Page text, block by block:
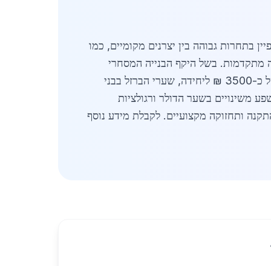
בתחרות גבוהה בין יצרנים מקומיים, כמו
מתקדמות. בשל היקף הבנייה המסחרי
באזור, קיימת דרישה הולכת וגדלה לשערים איכותיים, בעלי עמידות גבוהה ותחזוקה מופחתת. במחיר ממוצע של כ-3500 ₪ ליחידה, שערי הברזל בבני
משינויים בשער הדולר ורגולציות
ותחזוקה מקצועיים. לקבלת מידע נוסף